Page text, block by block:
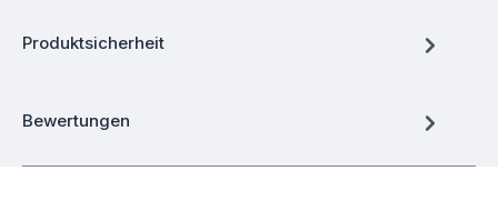
Produktsicherheit
Bewertungen